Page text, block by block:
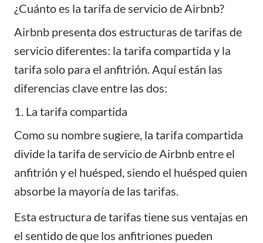
¿Cuánto es la tarifa de servicio de Airbnb?
Airbnb presenta dos estructuras de tarifas de
servicio diferentes: la tarifa compartida y la
tarifa solo para el anfitrión. Aquí están las
diferencias clave entre las dos:
1. La tarifa compartida
Como su nombre sugiere, la tarifa compartida
divide la tarifa de servicio de Airbnb entre el
anfitrión y el huésped, siendo el huésped quien
absorbe la mayoría de las tarifas.
Esta estructura de tarifas tiene sus ventajas en
el sentido de que los anfitriones pueden